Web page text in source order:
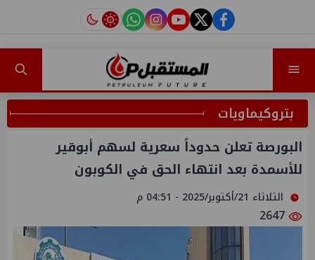
facebook
twitter
youtube
instagram
tiktok
بتروكيماويات
البورصة تعلن حدوداً سعرية لسهم أبوقير
للأسمدة بعد انتهاء الحق في الكوبون
الثلاثاء 21/أكتوبر/2025 - 04:51 م